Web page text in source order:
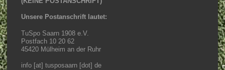
Unsere Postanschrift lautet:
TuSpo Saarn 1908 e.V.
Postfach 10 20 62
45420 Mülheim an der Ruhr
info [at] tusposaarn [dot] de